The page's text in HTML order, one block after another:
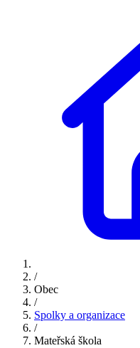
/
Obec
/
Spolky a organizace
/
Mateřská škola